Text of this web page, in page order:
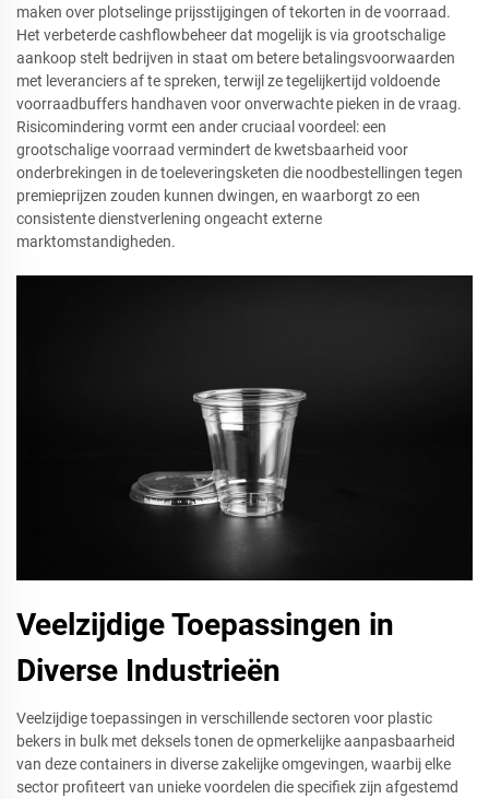
maken over plotselinge prijsstijgingen of tekorten in de voorraad.
Het verbeterde cashflowbeheer dat mogelijk is via grootschalige
aankoop stelt bedrijven in staat om betere betalingsvoorwaarden
met leveranciers af te spreken, terwijl ze tegelijkertijd voldoende
voorraadbuffers handhaven voor onverwachte pieken in de vraag.
Risicomindering vormt een ander cruciaal voordeel: een
grootschalige voorraad vermindert de kwetsbaarheid voor
onderbrekingen in de toeleveringsketen die noodbestellingen tegen
premieprijzen zouden kunnen dwingen, en waarborgt zo een
consistente dienstverlening ongeacht externe
marktomstandigheden.
Veelzijdige Toepassingen in
Diverse Industrieën
Veelzijdige toepassingen in verschillende sectoren voor plastic
bekers in bulk met deksels tonen de opmerkelijke aanpasbaarheid
van deze containers in diverse zakelijke omgevingen, waarbij elke
sector profiteert van unieke voordelen die specifiek zijn afgestemd